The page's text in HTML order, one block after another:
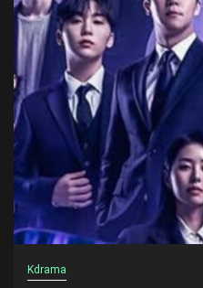
Kdrama